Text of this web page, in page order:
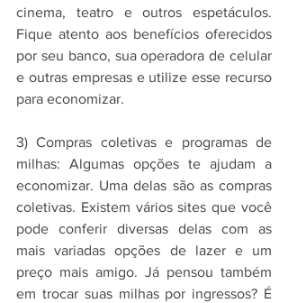
cinema, teatro e outros espetáculos.
Fique atento aos benefícios oferecidos
por seu banco, sua operadora de celular
e outras empresas e utilize esse recurso
para economizar.
3) Compras coletivas e programas de
milhas: Algumas opções te ajudam a
economizar. Uma delas são as compras
coletivas. Existem vários sites que você
pode conferir diversas delas com as
mais variadas opções de lazer e um
preço mais amigo. Já pensou também
em trocar suas milhas por ingressos? É